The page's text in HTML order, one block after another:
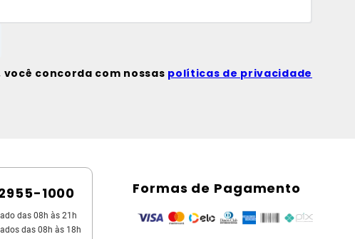
concorda com nossas políticas de privacidade
1000
das 08h às 21h
das 08h às 18h
Formas de Pagamento